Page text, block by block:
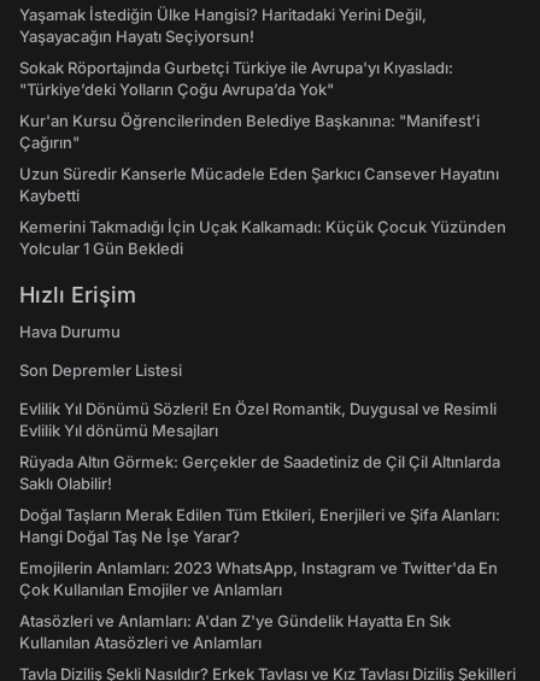
Yaşamak İstediğin Ülke Hangisi? Haritadaki Yerini Değil,
Yaşayacağın Hayatı Seçiyorsun!
Sokak Röportajında Gurbetçi Türkiye ile Avrupa'yı Kıyasladı:
"Türkiye’deki Yolların Çoğu Avrupa’da Yok"
Kur'an Kursu Öğrencilerinden Belediye Başkanına: "Manifest’i
Çağırın"
Uzun Süredir Kanserle Mücadele Eden Şarkıcı Cansever Hayatını
Kaybetti
Kemerini Takmadığı İçin Uçak Kalkamadı: Küçük Çocuk Yüzünden
Yolcular 1 Gün Bekledi
Hızlı Erişim
Hava Durumu
Son Depremler Listesi
Evlilik Yıl Dönümü Sözleri! En Özel Romantik, Duygusal ve Resimli
Evlilik Yıl dönümü Mesajları
Rüyada Altın Görmek: Gerçekler de Saadetiniz de Çil Çil Altınlarda
Saklı Olabilir!
Doğal Taşların Merak Edilen Tüm Etkileri, Enerjileri ve Şifa Alanları:
Hangi Doğal Taş Ne İşe Yarar?
Emojilerin Anlamları: 2023 WhatsApp, Instagram ve Twitter'da En
Çok Kullanılan Emojiler ve Anlamları
Atasözleri ve Anlamları: A'dan Z'ye Gündelik Hayatta En Sık
Kullanılan Atasözleri ve Anlamları
Tavla Diziliş Şekli Nasıldır? Erkek Tavlası ve Kız Tavlası Diziliş Şekilleri